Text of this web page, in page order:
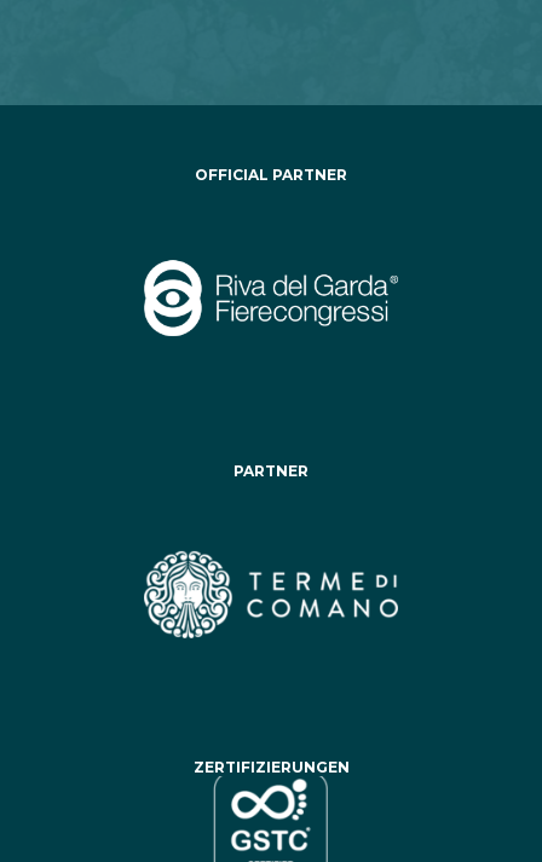
OFFICIAL PARTNER
PARTNER
ZERTIFIZIERUNGEN